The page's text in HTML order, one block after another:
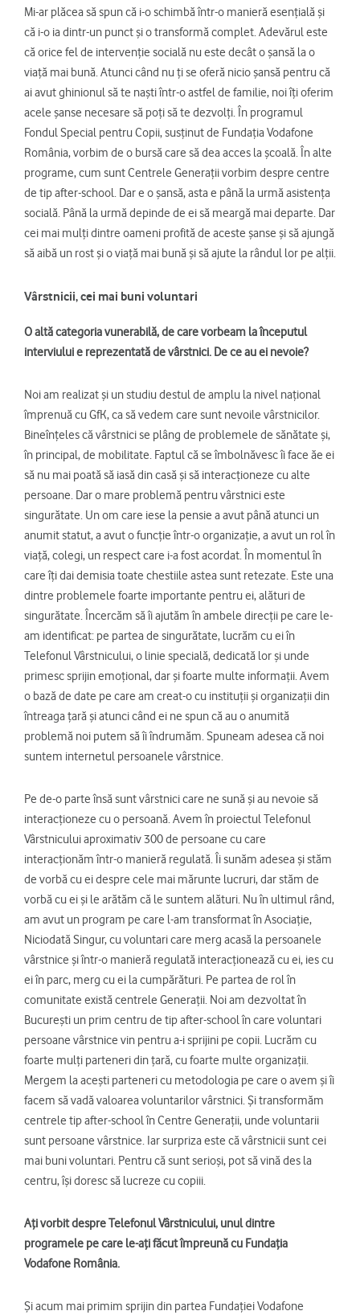
Mi-ar plăcea să spun că i-o schimbă într-o manieră esențială și
că i-o ia dintr-un punct și o transformă complet. Adevărul este
că orice fel de intervenție socială nu este decât o șansă la o
viață mai bună. Atunci când nu ți se oferă nicio șansă pentru că
ai avut ghinionul să te naști într-o astfel de familie, noi îți oferim
acele șanse necesare să poți să te dezvolți. În programul
Fondul Special pentru Copii, susținut de Fundația Vodafone
România, vorbim de o bursă care să dea acces la școală. În alte
programe, cum sunt Centrele Generații vorbim despre centre
de tip after-school. Dar e o șansă, asta e până la urmă asistența
socială. Până la urmă depinde de ei să meargă mai departe. Dar
cei mai mulți dintre oameni profită de aceste șanse și să ajungă
să aibă un rost și o viață mai bună și să ajute la rândul lor pe alții.
Vârstnicii, cei mai buni voluntari
O altă categoria vunerabilă, de care vorbeam la începutul
interviului e reprezentată de vârstnici. De ce au ei nevoie?
Noi am realizat și un studiu destul de amplu la nivel național
împrenuă cu GfK, ca să vedem care sunt nevoile vârstnicilor.
Bineînțeles că vârstnici se plâng de problemele de sănătate și,
în principal, de mobilitate. Faptul că se îmbolnăvesc îi face ăe ei
să nu mai poată să iasă din casă și să interacționeze cu alte
persoane. Dar o mare problemă pentru vârstnici este
singurătate. Un om care iese la pensie a avut până atunci un
anumit statut, a avut o funcție într-o organizație, a avut un rol în
viață, colegi, un respect care i-a fost acordat. În momentul în
care îți dai demisia toate chestiile astea sunt retezate. Este una
dintre problemele foarte importante pentru ei, alături de
singurătate. Încercăm să îi ajutăm în ambele direcții pe care le-
am identificat: pe partea de singurătate, lucrăm cu ei în
Telefonul Vârstnicului, o linie specială, dedicată lor și unde
primesc sprijin emoțional, dar și foarte multe informații. Avem
o bază de date pe care am creat-o cu instituții și organizații din
întreaga țară și atunci când ei ne spun că au o anumită
problemă noi putem să îi îndrumăm. Spuneam adesea că noi
suntem internetul persoanele vârstnice.
Pe de-o parte însă sunt vârstnici care ne sună și au nevoie să
interacționeze cu o persoană. Avem în proiectul Telefonul
Vârstnicului aproximativ 300 de persoane cu care
interacționăm într-o manieră regulată. Îi sunăm adesea și stăm
de vorbă cu ei despre cele mai mărunte lucruri, dar stăm de
vorbă cu ei și le arătăm că le suntem alături. Nu în ultimul rând,
am avut un program pe care l-am transformat în Asociație,
Niciodată Singur, cu voluntari care merg acasă la persoanele
vârstnice și într-o manieră regulată interacționează cu ei, ies cu
ei în parc, merg cu ei la cumpărături. Pe partea de rol în
comunitate există centrele Generații. Noi am dezvoltat în
București un prim centru de tip after-school în care voluntari
persoane vârstnice vin pentru a-i sprijini pe copii. Lucrăm cu
foarte mulți parteneri din țară, cu foarte multe organizații.
Mergem la acești parteneri cu metodologia pe care o avem și îi
facem să vadă valoarea voluntarilor vârstnici. Și transformăm
centrele tip after-school în Centre Generații, unde voluntarii
sunt persoane vârstnice. Iar surpriza este că vârstnicii sunt cei
mai buni voluntari. Pentru că sunt serioși, pot să vină des la
centru, își doresc să lucreze cu copiii.
Ați vorbit despre Telefonul Vârstnicului, unul dintre
programele pe care le-ați făcut împreună cu Fundația
Vodafone România.
Și acum mai primim sprijin din partea Fundației Vodafone